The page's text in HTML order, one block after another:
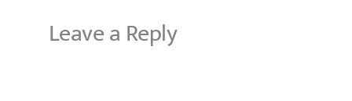
Leave a Reply